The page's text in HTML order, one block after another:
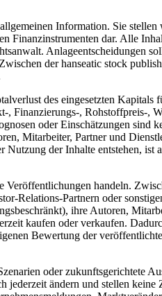
Information. Sie
dar. Alle
Anlageentscheidungen
der hanseatic stock
des eingesetzten Kapitals
Finanzierungs-, Rohstoffpreis-,
oder Einschätzungen sind
Mitarbeiter, Partner und
der Inhalte entstehen, ist
handeln.
Relations-Partnern oder
ihre Autoren,
kaufen oder verkaufen.
Bewertung der
oder zukunftsgerichtete
ändern und stellen